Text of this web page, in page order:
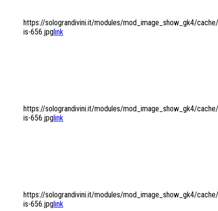
https://solograndivini.it/modules/mod_image_show_gk4/
is-656.jpglink
https://solograndivini.it/modules/mod_image_show_gk4/
is-656.jpglink
https://solograndivini.it/modules/mod_image_show_gk4/
is-656.jpglink